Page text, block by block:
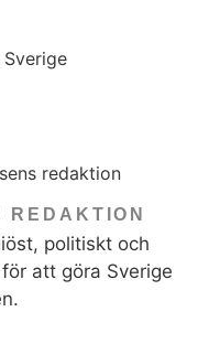
REDAKTION
politiskt och
att göra Sverige